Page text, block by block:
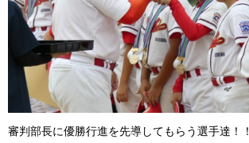
審判部長に優勝行進を先導してもらう選手達！！